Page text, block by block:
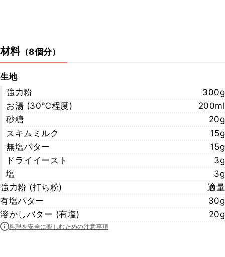
材料（8個分）
生地
強力粉
300g
お湯 (30℃程度)
200ml
砂糖
20g
スキムミルク
15g
無塩バター
15g
ドライイースト
3g
塩
3g
強力粉 (打ち粉)
適量
有塩バター
30g
溶かしバター (有塩)
20g
料理を安全に楽しむための注意事項